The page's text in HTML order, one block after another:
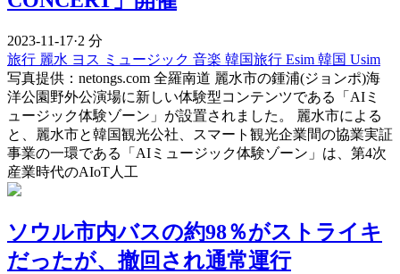
2023-11-17·2 分
旅行 麗水 ヨス ミュージック 音楽 韓国旅行 Esim 韓国 Usim
写真提供：netongs.com 全羅南道 麗水市の鍾浦(ジョンポ)海
洋公園野外公演場に新しい体験型コンテンツである「AIミ
ュージック体験ゾーン」が設置されました。 麗水市による
と、麗水市と韓国観光公社、スマート観光企業間の協業実証
事業の一環である「AIミュージック体験ゾーン」は、第4次
産業時代のAIoT人工
ソウル市内バスの約98％がストライキ
だったが、撤回され通常運行